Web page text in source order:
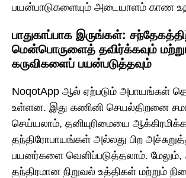
பயன்பாடுகளையும் அடையாளம் காண
பாதுகாப்பாக இருங்கள்:
மென்பொருளைத் தவிர்க்கவும்
கருவிகளைப் பயன்படுத்தவும்
NoqotApp ஆல் ஏற்படும் அபாயங்கள்
உள்ளன. இது கணினி செயல்திறனை
செய்யலாம், தனியுரிமையை
தந்திரோபாயங்கள் அல்லது பிற
பயனர்களை வெளிப்படுத்தலாம்.
தந்திரமான நிறுவல் உத்திகள் மற்றும்